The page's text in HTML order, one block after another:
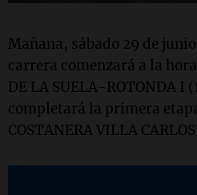
Mañana, sábado 29 de
carrera comenzará a la hora
DE LA SUELA-ROTONDA I
completará la primera
COSTANERA VILLA